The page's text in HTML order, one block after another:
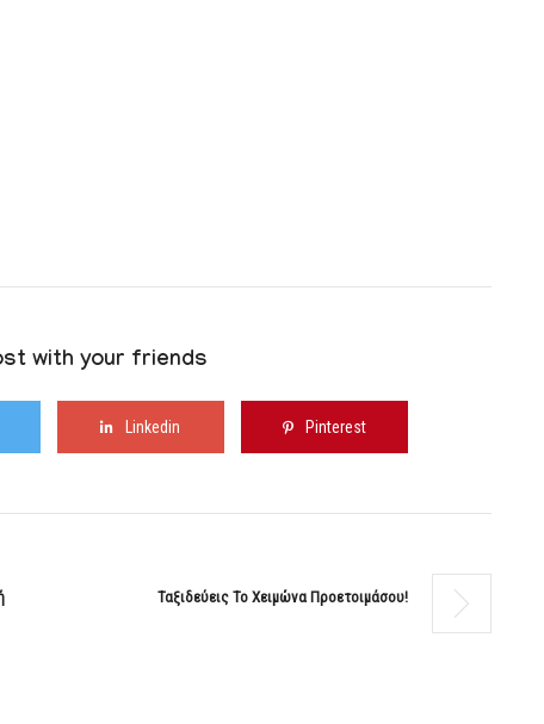
with your friends
Linkedin Pinterest
Ταξιδεύεις Το Χειμώνα Προετοιμάσου!